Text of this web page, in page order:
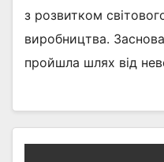
з розвитком
виробництва.
пройшла шлях від